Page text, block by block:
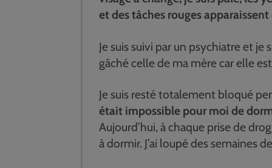
et des tâches rouges apparaissent
Je suis suivi par un psychiatre et je
gâché celle de ma mère car elle
Je suis resté totalement bloqué
était impossible pour moi de
Aujourd’hui, à chaque prise de
à dormir. J’ai loupé des semaines